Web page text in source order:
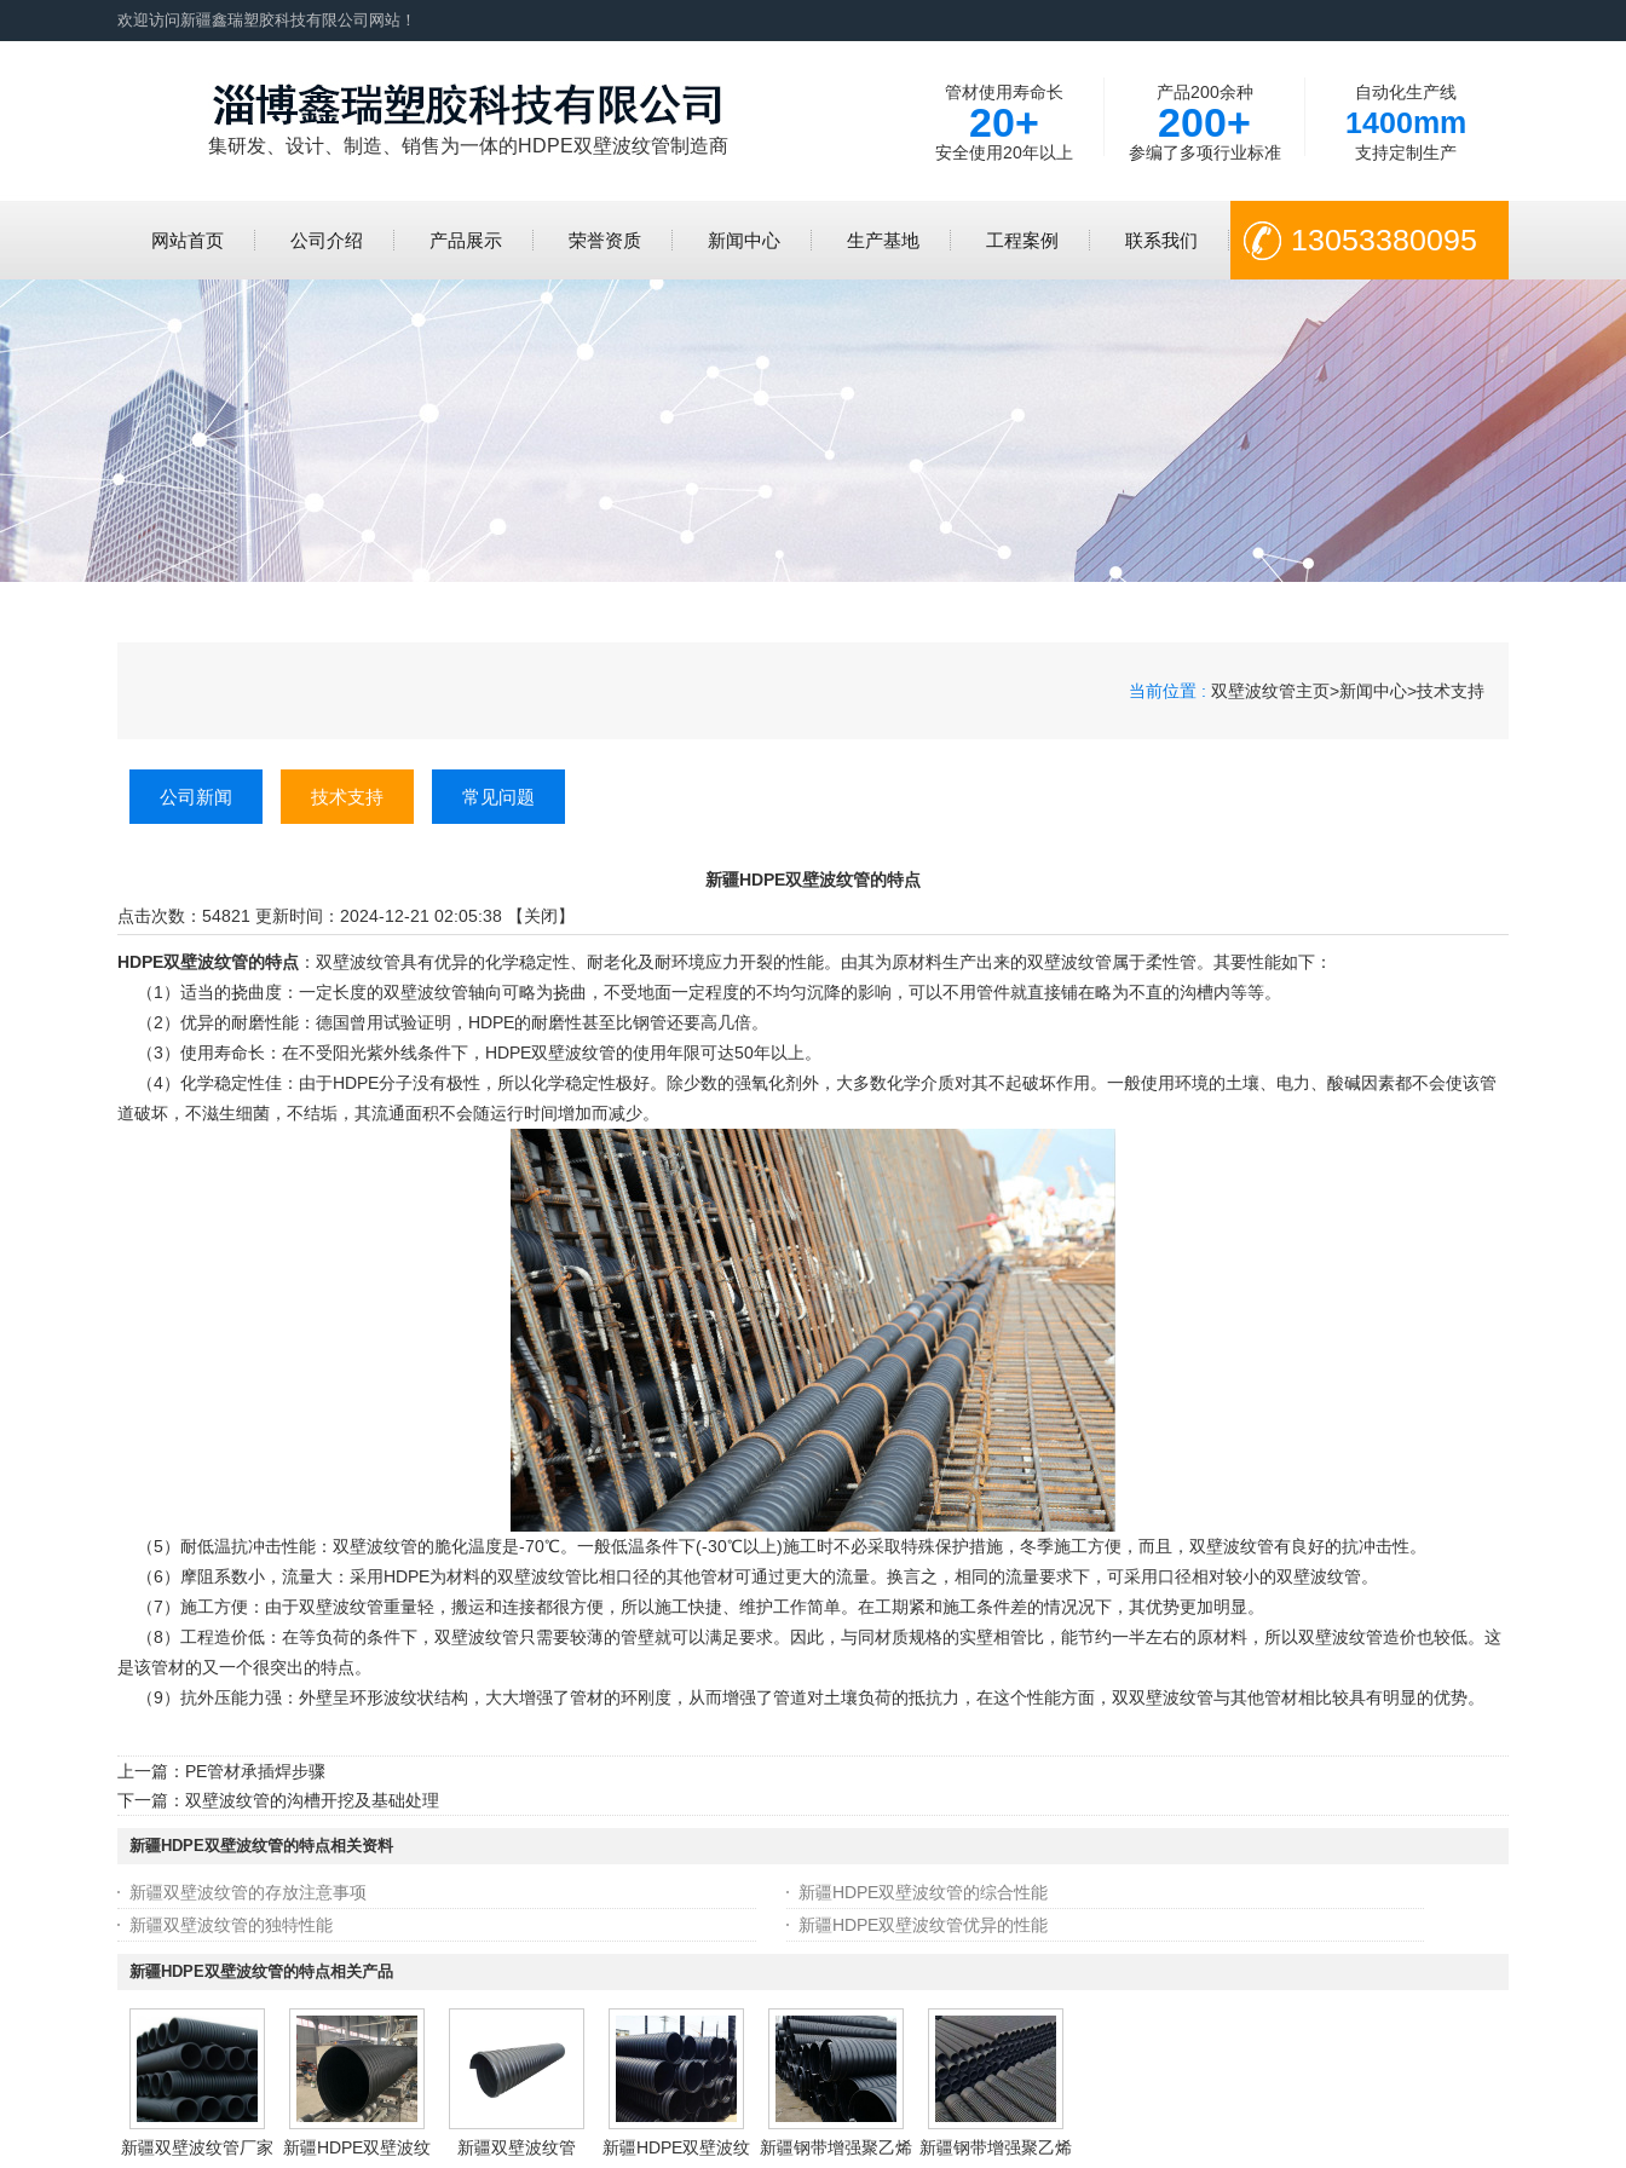
欢迎访问新疆鑫瑞塑胶科技有限公司网站！
集研发、设计、制造、销售为一体的HDPE双壁波纹管制造商
管材使用寿命长
20+
安全使用20年以上
产品200余种
200+
参编了多项行业标准
自动化生产线
1400mm
支持定制生产
网站首页 公司介绍 产品展示 荣誉资质 新闻中心 生产基地 工程案例 联系我们 13053380095
当前位置 : 双壁波纹管主页>新闻中心>技术支持
公司新闻 技术支持 常见问题
新疆HDPE双壁波纹管的特点
点击次数： 54821 更新时间：2024-12-21 02:05:38 【关闭】
HDPE双壁波纹管的特点 ：双壁波纹管具有优异的化学稳定性、耐老化及耐环境应力开裂的性能。由其为原材料生产出来的双壁波纹管属于柔性管。其要性能如下：
（1）适当的挠曲度：一定长度的双壁波纹管轴向可略为挠曲，不受地面一定程度的不均匀沉降的影响，可以不用管件就直接铺在略为不直的沟槽内等等。
（2）优异的耐磨性能：德国曾用试验证明，HDPE的耐磨性甚至比钢管还要高几倍。
（3）使用寿命长：在不受阳光紫外线条件下， HDPE双壁波纹管的使用年限可达50年以上。
（4）化学稳定性佳：由于HDPE分子没有极性，所以化学稳定性极好。除少数的强氧化剂外，大多数化学介质对其不起破坏作用。一般使用环境的土壤、电力、酸碱因素都不会使该管
道破坏，不滋生细菌，不结垢，其流通面积不会随运行时间增加而减少。
（5）耐低温抗冲击性能：双壁波纹管的脆化温度是-70℃。一般低温条件下(-30℃以上)施工时不必采取特殊保护措施，冬季施工方便，而且，双壁波纹管有良好的抗冲击性。
（6）摩阻系数小，流量大：采用HDPE为材料的双壁波纹管比相口径的其他管材可通过更大的流量。换言之，相同的流量要求下，可采用口径相对较小的双壁波纹管。
（7）施工方便：由于双壁波纹管重量轻，搬运和连接都很方便，所以施工快捷、维护工作简单。在工期紧和施工条件差的情况况下，其优势更加明显。
（8）工程造价低：在等负荷的条件下，双壁波纹管只需要较薄的管壁就可以满足要求。因此，与同材质规格的实壁相管比，能节约一半左右的原材料，所以双壁波纹管造价也较低。这
是该管材的又一个很突出的特点。
（9）抗外压能力强：外壁呈环形波纹状结构，大大增强了管材的环刚度，从而增强了管道对土壤负荷的抵抗力，在这个性能方面，双双壁波纹管与其他管材相比较具有明显的优势。
上一篇： PE管材承插焊步骤
下一篇： 双壁波纹管的沟槽开挖及基础处理
新疆HDPE双壁波纹管的特点相关资料
新疆双壁波纹管的存放注意事项
新疆HDPE双壁波纹管的综合性能
新疆双壁波纹管的独特性能
新疆HDPE双壁波纹管优异的性能
新疆HDPE双壁波纹管的特点相关产品
新疆双壁波纹管厂家 新疆HDPE双壁波纹 新疆双壁波纹管 新疆HDPE双壁波纹 新疆钢带增强聚乙烯 新疆钢带增强聚乙烯